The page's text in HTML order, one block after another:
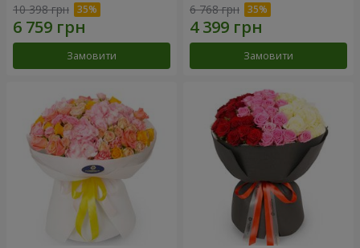
10 398 грн
Замовити
6 768 грн
Замовити